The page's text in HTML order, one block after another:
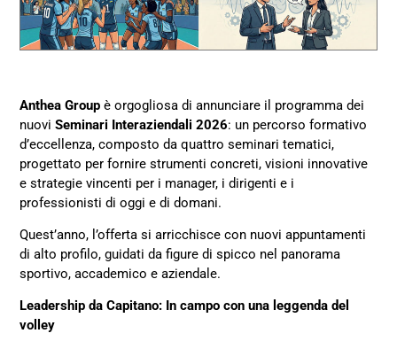
Anthea Group è orgogliosa di annunciare il programma dei
nuoviSeminari Interaziendali 2026: un percorso formativo
d’eccellenza, composto da quattro seminari tematici,
progettato per fornire strumenti concreti, visioni innovative
e strategie vincenti per i manager, i dirigenti e i
professionisti di oggi e di domani.
Quest’anno, l’offerta si arricchisce con nuovi appuntamenti
di alto profilo, guidati da figure di spicco nel panorama
sportivo, accademico e aziendale.
Leadership da Capitano: In campo con una leggenda del
volley